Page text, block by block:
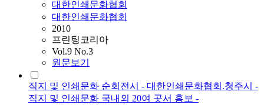
대한인쇄문화협회
대한인쇄문화협회
2010
프린팅코리아
Vol.9 No.3
원문보기
직지 및 인쇄문화 순회전시 - 대한인쇄문화협회.청주시 -
직지 및 인쇄문화 국내외 20여 곳서 홍보 -